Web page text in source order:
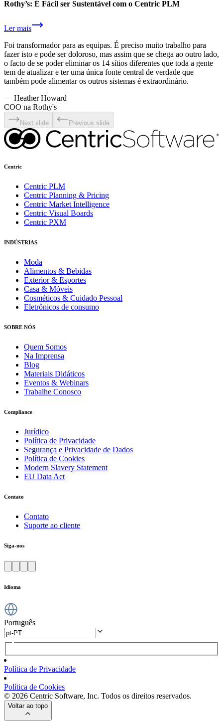
Rothy’s: É Fácil ser Sustentável com o Centric PLM
Ler mais
Foi transformador para as equipas. É preciso muito trabalho para
fazer isto e pode ser doloroso, mas assim que se chega ao outro lado,
o facto de se poder eliminar os 14 sítios diferentes que toda a gente
tem de atualizar e ter uma única fonte central de verdade que
também pode alimentar os outros sistemas é extraordinário.
— Heather Howard
COO na Rothy's
Next slide Previous slide
Centric
Centric PLM
Centric Planning & Pricing
Centric Market Intelligence
Centric Visual Boards
Centric PXM
INDÚSTRIAS
Moda
Alimentos & Bebidas
Exterior & Esportes
Casa & Móveis
Cosméticos & Cuidado Pessoal
Eletrônicos de consumo
SOBRE NÓS
Quem Somos
Na Imprensa
Blog
Materiais Didáticos
Eventos & Webinars
Trabalhe Conosco
Compliance
Jurídico
Política de Privacidade
Segurança e Privacidade de Dados
Política de Cookies
Modern Slavery Statement
EU Data Act
Contato
Contato
Suporte ao cliente
Siga-nos
Idioma
Português
Política de Privacidade
Política de Cookies
© 2026 Centric Software, Inc. Todos os direitos reservados.
Voltar ao topo